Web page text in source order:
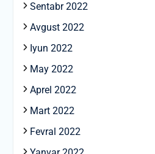
Sentabr 2022
Avgust 2022
Iyun 2022
May 2022
Aprel 2022
Mart 2022
Fevral 2022